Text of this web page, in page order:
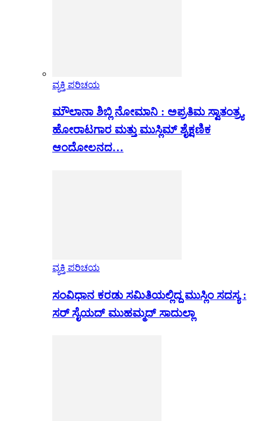
ವ್ಯಕ್ತಿ ಪರಿಚಯ
ಮೌಲಾನಾ ಶಿಬ್ಲಿ ನೋಮಾನಿ : ಅಪ್ರತಿಮ ಸ್ವಾತಂತ್ರ್ಯ
ಹೋರಾಟಗಾರ ಮತ್ತು ಮುಸ್ಲಿಮ್ ಶೈಕ್ಷಣಿಕ
ಆಂದೋಲನದ…
ವ್ಯಕ್ತಿ ಪರಿಚಯ
ಸಂವಿಧಾನ ಕರಡು ಸಮಿತಿಯಲ್ಲಿದ್ದ ಮುಸ್ಲಿಂ ಸದಸ್ಯ :
ಸರ್ ಸೈಯದ್ ಮುಹಮ್ಮದ್ ಸಾದುಲ್ಲಾ